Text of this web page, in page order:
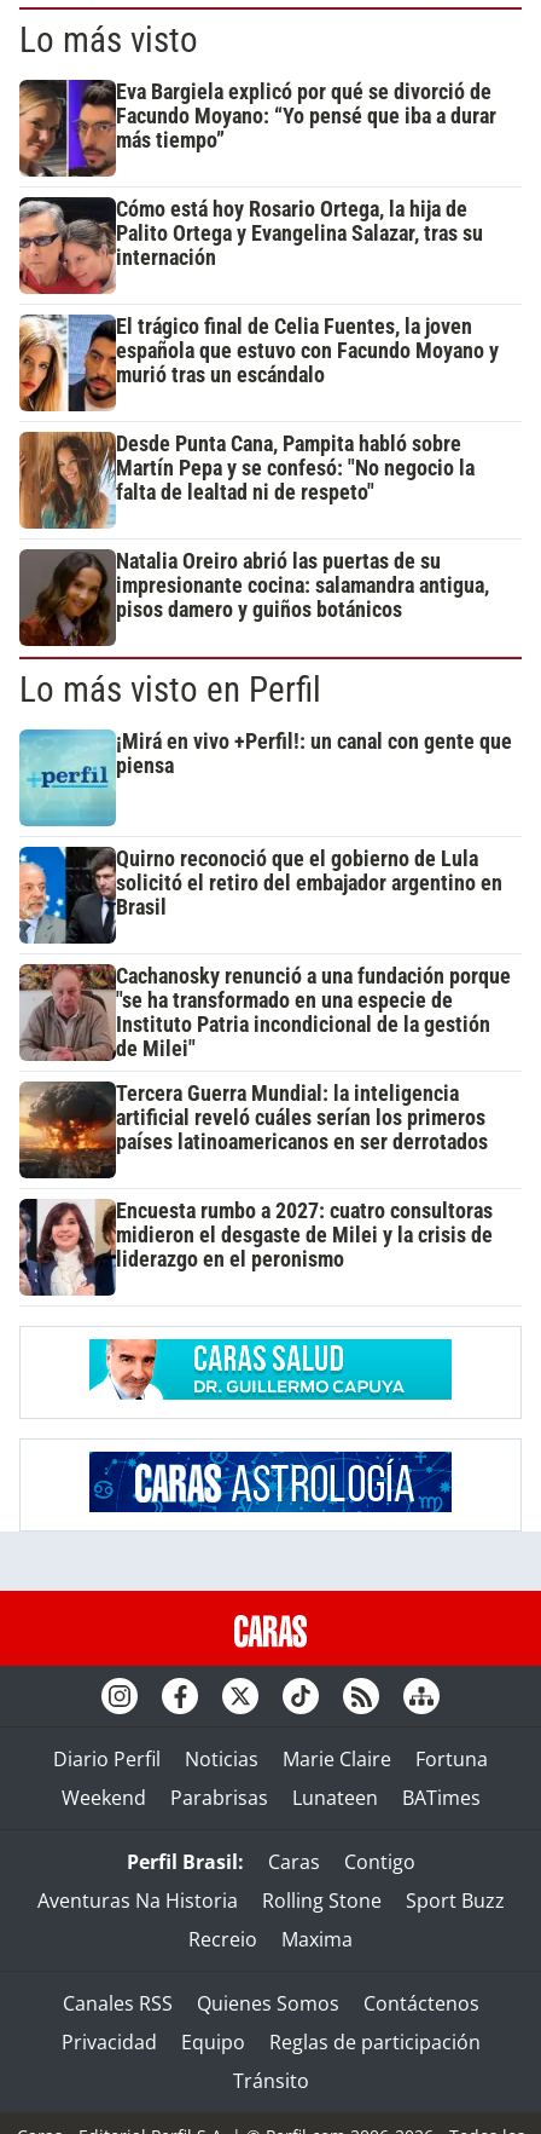
Lo más visto
Eva Bargiela explicó por qué se divorció de
Facundo Moyano: “Yo pensé que iba a durar
más tiempo”
Cómo está hoy Rosario Ortega, la hija de
Palito Ortega y Evangelina Salazar, tras su
internación
El trágico final de Celia Fuentes, la joven
española que estuvo con Facundo Moyano y
murió tras un escándalo
Desde Punta Cana, Pampita habló sobre
Martín Pepa y se confesó: "No negocio la
falta de lealtad ni de respeto"
Natalia Oreiro abrió las puertas de su
impresionante cocina: salamandra antigua,
pisos damero y guiños botánicos
Lo más visto en Perfil
¡Mirá en vivo +Perfil!: un canal con gente que
piensa
Quirno reconoció que el gobierno de Lula
solicitó el retiro del embajador argentino en
Brasil
Cachanosky renunció a una fundación porque
"se ha transformado en una especie de
Instituto Patria incondicional de la gestión
de Milei"
Tercera Guerra Mundial: la inteligencia
artificial reveló cuáles serían los primeros
países latinoamericanos en ser derrotados
Encuesta rumbo a 2027: cuatro consultoras
midieron el desgaste de Milei y la crisis de
liderazgo en el peronismo
Diario Perfil Noticias Marie Claire
Fortuna
Weekend
Parabrisas Lunateen BATimes
Perfil Brasil: Caras
Contigo
Aventuras Na Historia
Rolling Stone
Sport Buzz
Recreio
Maxima
Canales RSS Quienes Somos
Contáctenos
Privacidad
Equipo
Reglas de participación
Tránsito